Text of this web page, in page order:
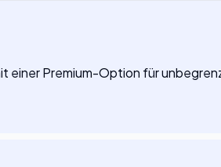
einer Premium-Option für